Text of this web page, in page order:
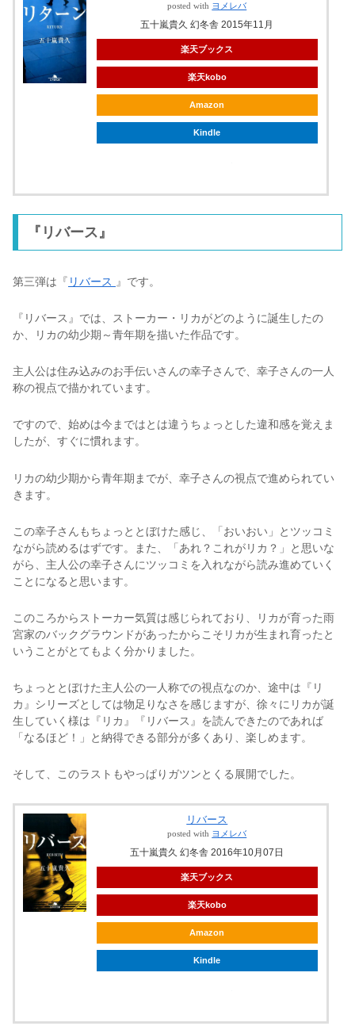
posted with ヨメレバ
五十嵐貴久 幻冬舎 2015年11月
楽天ブックス
楽天kobo
Amazon
Kindle
『リバース』
第三弾は『 リバース 』です。
『リバース』では、ストーカー・リカがどのように誕生したの
か、リカの幼少期～青年期を描いた作品です。
主人公は住み込みのお手伝いさんの幸子さんで、幸子さんの一人
称の視点で描かれています。
ですので、始めは今まではとは違うちょっとした違和感を覚えま
したが、すぐに慣れます。
リカの幼少期から青年期までが、幸子さんの視点で進められてい
きます。
この幸子さんもちょっととぼけた感じ、「おいおい」とツッコミ
ながら読めるはずです。また、「あれ？これがリカ？」と思いな
がら、主人公の幸子さんにツッコミを入れながら読み進めていく
ことになると思います。
このころからストーカー気質は感じられており、リカが育った雨
宮家のバックグラウンドがあったからこそリカが生まれ育ったと
いうことがとてもよく分かりました。
ちょっととぼけた主人公の一人称での視点なのか、途中は『リ
カ』シリーズとしては物足りなさを感じますが、徐々にリカが誕
生していく様は『リカ』『リバース』を読んできたのであれば
「なるほど！」と納得できる部分が多くあり、楽しめます。
そして、このラストもやっぱりガツンとくる展開でした。
リバース
posted with ヨメレバ
五十嵐貴久 幻冬舎 2016年10月07日
楽天ブックス
楽天kobo
Amazon
Kindle